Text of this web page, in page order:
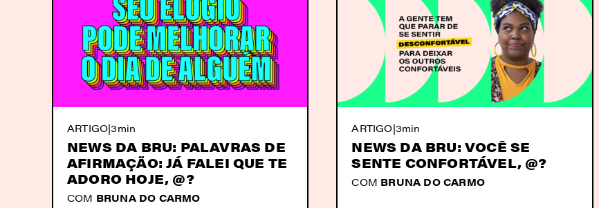
ARTIGO|3min
NEWS DA BRU: PALAVRAS DE
AFIRMAÇÃO: JÁ FALEI QUE TE
ADORO HOJE, @?
COM BRUNA DO CARMO
ARTIGO|3min
NEWS DA BRU: VOCÊ SE
SENTE CONFORTÁVEL, @?
COM BRUNA DO CARMO